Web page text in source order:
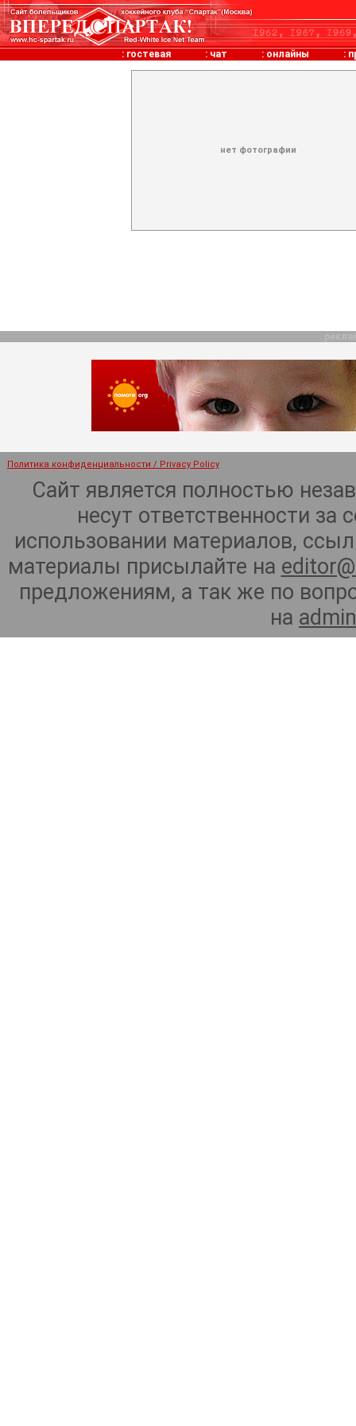
: гостевая : чат : онлайны :
нет фотографии
Политика конфиденциальности / Privacy Policy
Сайт является полностью
несут ответственности
использовании материалов,
материалы присылайте на
предложениям, а так же по
на